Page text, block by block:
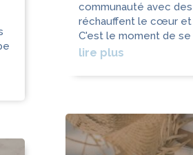
communauté avec
réchauffent le cœur
C'est le moment de se
lire plus